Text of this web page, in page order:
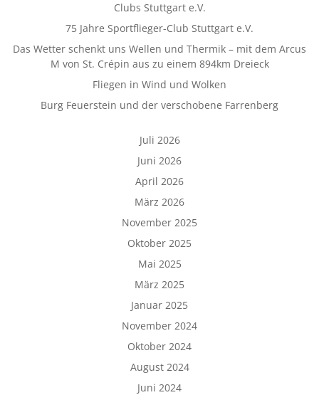
Clubs Stuttgart e.V.
75 Jahre Sportflieger-Club Stuttgart e.V.
Das Wetter schenkt uns Wellen und Thermik – mit dem Arcus
M von St. Crépin aus zu einem 894km Dreieck
Fliegen in Wind und Wolken
Burg Feuerstein und der verschobene Farrenberg
Juli 2026
Juni 2026
April 2026
März 2026
November 2025
Oktober 2025
Mai 2025
März 2025
Januar 2025
November 2024
Oktober 2024
August 2024
Juni 2024